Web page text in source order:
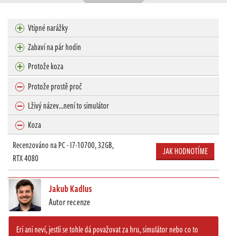
Vtipné narážky
Zabaví na pár hodin
Protože koza
Protože prostě proč
Lživý název...není to simulátor
Koza
Recenzováno na PC - I7-10700, 32GB,
RTX 4080
JAK HODNOTÍME
Jakub Kadlus
Autor recenze
Eri ani neví, jestli se tohle dá považovat za hru, simulátor nebo co to